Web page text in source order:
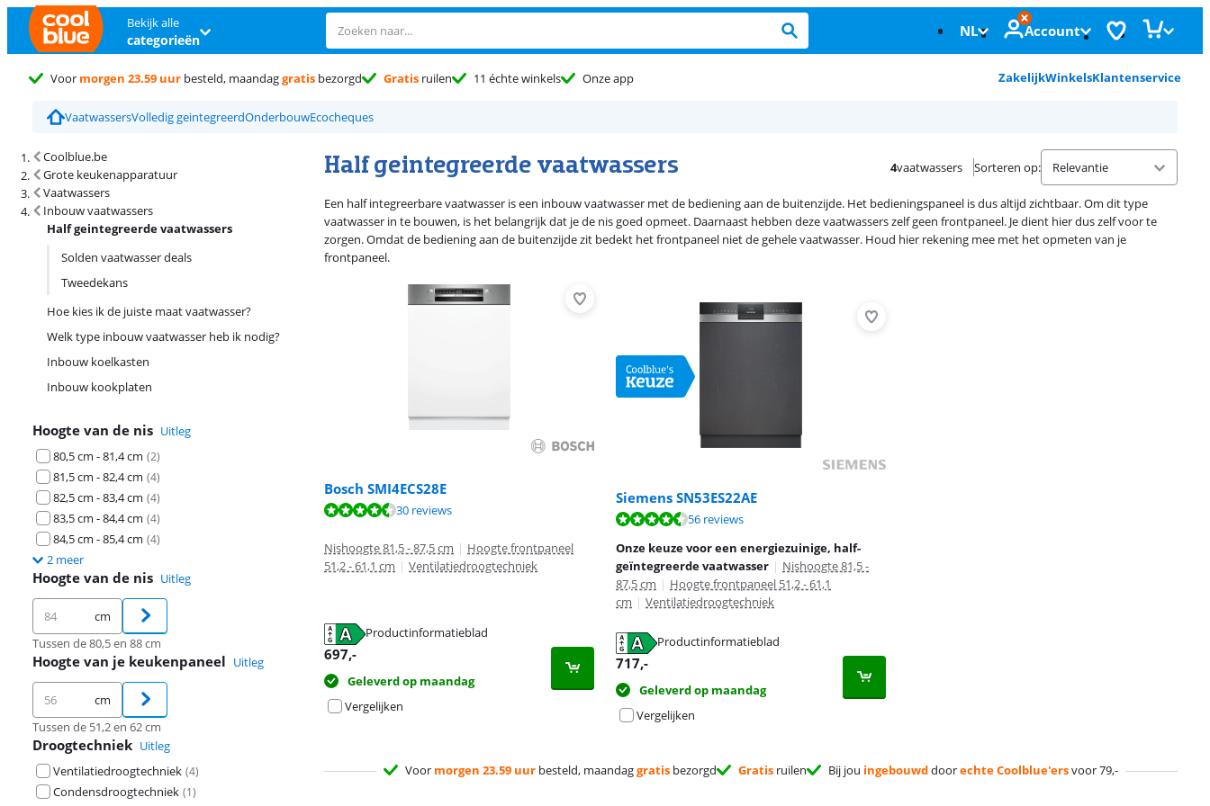
Bekijk alle
categorieën NL Account
Voor morgen 23.59 uur besteld, maandaggratis bezorgd Gratis ruilen 11 échte winkels Onze app ZakelijkWinkelsKlantenservice
VaatwassersVolledig geintegreerdOnderbouwEcocheques
Coolblue.be
Grote keukenapparatuur
Vaatwassers
Inbouw vaatwassers
Half geintegreerde vaatwassers
Solden vaatwasser deals
Tweedekans
Hoe kies ik de juiste maat vaatwasser?
Welk type inbouw vaatwasser heb ik nodig?
Inbouw koelkasten
Inbouw kookplaten
Hoogte van de nis Uitleg
80,5 cm - 81,4 cm (2)
81,5 cm - 82,4 cm (4)
82,5 cm - 83,4 cm (4)
83,5 cm - 84,4 cm (4)
84,5 cm - 85,4 cm (4)
2 meer
Hoogte van de nis Uitleg
cm
Tussen de 80,5 en 88 cm
Hoogte van je keukenpaneel Uitleg
cm
Tussen de 51,2 en 62 cm
Droogtechniek Uitleg
Ventilatiedroogtechniek (4)
Condensdroogtechniek (1)
Half geintegreerde vaatwassers
Zoekresultaten en sortering
4vaatwassers Sorteren op:
Een half integreerbare vaatwasser is een inbouw vaatwasser met de bediening aan de buitenzijde. Het bedieningspaneel is dus altijd zichtbaar. Om dit type
vaatwasser in te bouwen, is het belangrijk dat je de nis goed opmeet. Daarnaast hebben deze vaatwassers zelf geen frontpaneel. Je dient hier dus zelf voor te
zorgen. Omdat de bediening aan de buitenzijde zit bedekt het frontpaneel niet de gehele vaatwasser. Houd hier rekening mee met het opmeten van je
frontpaneel.
Bosch SMI4ECS28E
Beoordeling is 8,7 van de 10, gebaseerd op 30 reviews.
30 reviews
Nishoogte 81,5 - 87,5 cm | Hoogte frontpaneel
51,2 - 61,1 cm | Ventilatiedroogtechniek
Productinformatieblad
opent in nieuw tabblad
697,-
Geleverd op maandag
Vergelijken
Siemens SN53ES22AE
Beoordeling is 9,0 van de 10, gebaseerd op 56 reviews.
56 reviews
Onze keuze voor een energiezuinige, half-
geïntegreerde vaatwasser | Nishoogte 81,5 -
87,5 cm | Hoogte frontpaneel 51,2 - 61,1
cm | Ventilatiedroogtechniek
Productinformatieblad
opent in nieuw tabblad
717,-
Geleverd op maandag
Vergelijken
Voor morgen 23.59 uur besteld, maandaggratis bezorgd Gratis ruilen Bij jou ingebouwddoorechte Coolblue'ersvoor 79,-